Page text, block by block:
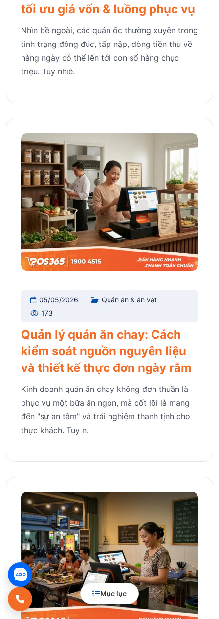
Mục lục
tối ưu giá vốn & luồng phục vụ
Nhìn bề ngoài, các quán ốc thường xuyên trong
tình trạng đông đúc, tấp nập, dòng tiền thu về
hàng ngày có thể lên tới con số hàng chục
triệu. Tuy nhiê.
05/05/2026
Quán ăn & ăn vặt
173
Quản lý quán ăn chay: Cách
kiểm soát nguồn nguyên liệu
và thiết kế thực đơn ngày rằm
Kinh doanh quán ăn chay không đơn thuần là
phục vụ một bữa ăn ngon, mà cốt lõi là mang
đến "sự an tâm" và trải nghiệm thanh tịnh cho
thực khách. Tuy n.